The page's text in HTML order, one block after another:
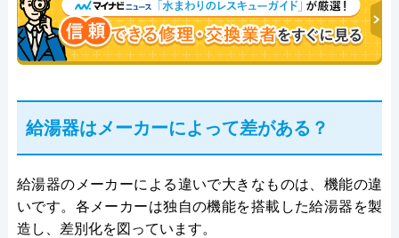
給湯器はメーカーによって差がある？
給湯器のメーカーによる違いで大きなものは、機能の違
いです。各メーカーは独自の機能を搭載した給湯器を製
造し、差別化を図っています。